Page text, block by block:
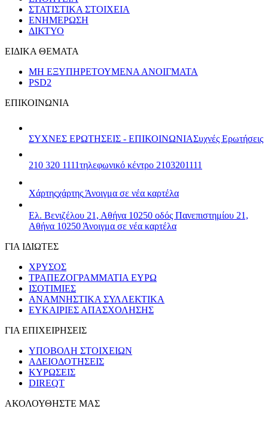
ΣΤΑΤΙΣΤΙΚΑ ΣΤΟΙΧΕΙΑ
ΕΝΗΜΕΡΩΣΗ
ΔΙΚΤΥΟ
ΕΙΔΙΚΑ ΘΕΜΑΤΑ
ΜΗ ΕΞΥΠΗΡΕΤΟΥΜΕΝΑ ΑΝΟΙΓΜΑΤΑ
PSD2
ΕΠΙΚΟΙΝΩΝΙΑ
ΣΥΧΝΕΣ ΕΡΩΤΗΣΕΙΣ - ΕΠΙΚΟΙΝΩΝΙΑΣυχνές Ερωτήσεις
210 320 1111τηλεφωνικό κέντρο 2103201111
Χάρτηςχάρτης Άνοιγμα σε νέα καρτέλα
Ελ. Βενιζέλου 21, Αθήνα 10250 οδός Πανεπιστημίου 21,
Αθήνα 10250 Άνοιγμα σε νέα καρτέλα
ΓΙΑ ΙΔΙΩΤΕΣ
ΧΡΥΣΟΣ
ΤΡΑΠΕΖΟΓΡΑΜΜΑΤΙΑ ΕΥΡΩ
ΙΣΟΤΙΜΙΕΣ
ΑΝΑΜΝΗΣΤΙΚΑ ΣΥΛΛΕΚΤΙΚΑ
ΕΥΚΑΙΡΙΕΣ ΑΠΑΣΧΟΛΗΣΗΣ
ΓΙΑ ΕΠΙΧΕΙΡΗΣΕΙΣ
ΥΠΟΒΟΛΗ ΣΤΟΙΧΕΙΩΝ
ΑΔΕΙΟΔΟΤΗΣΕΙΣ
ΚΥΡΩΣΕΙΣ
DIREQT
ΑΚΟΛΟΥΘΗΣΤΕ ΜΑΣ